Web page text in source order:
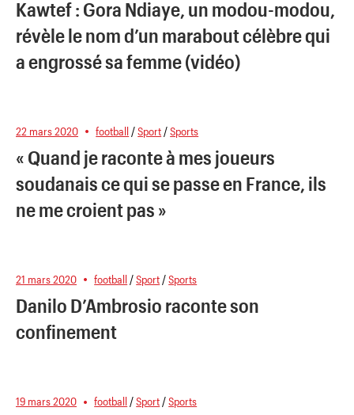
Kawtef : Gora Ndiaye, un modou-modou,
révèle le nom d’un marabout célèbre qui
a engrossé sa femme (vidéo)
22 mars 2020 football /Sport /Sports
« Quand je raconte à mes joueurs
soudanais ce qui se passe en France, ils
ne me croient pas »
21 mars 2020 football /Sport /Sports
Danilo D’Ambrosio raconte son
confinement
19 mars 2020 football /Sport /Sports